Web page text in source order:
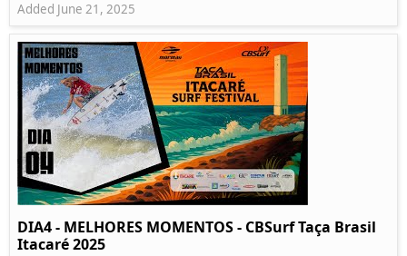
Added June 21, 2025
DIA4 - MELHORES MOMENTOS - CBSurf Taça Brasil
Itacaré 2025